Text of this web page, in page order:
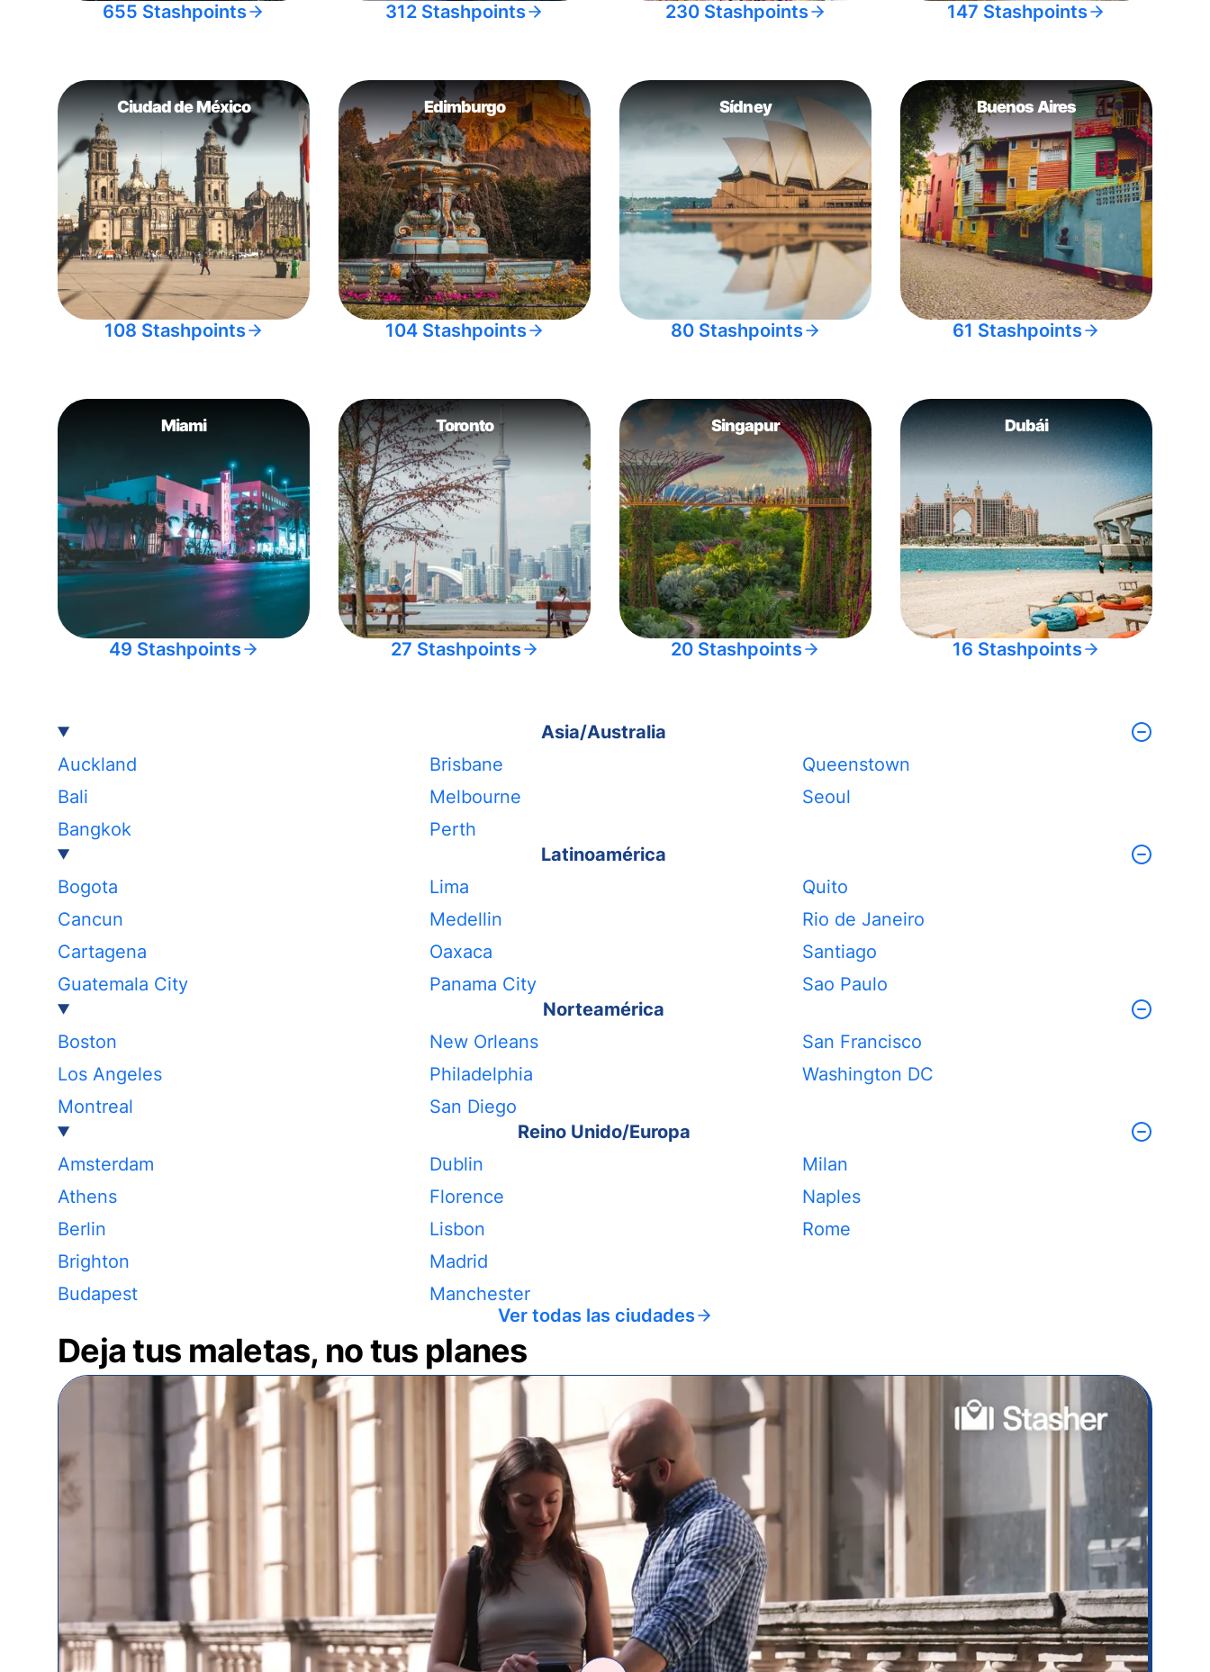
655 Stashpoints 312 Stashpoints 230 Stashpoints 147 Stashpoints
Ciudad de México
108 Stashpoints
Edimburgo
104 Stashpoints
Sídney
80 Stashpoints
Buenos Aires
61 Stashpoints
Miami
49 Stashpoints
Toronto
27 Stashpoints
Singapur
20 Stashpoints
Dubái
16 Stashpoints
Asia/Australia
Auckland
Bali
Bangkok
Brisbane
Melbourne
Perth
Queenstown
Seoul
Latinoamérica
Bogota
Cancun
Cartagena
Guatemala City
Lima
Medellin
Oaxaca
Panama City
Quito
Rio de Janeiro
Santiago
Sao Paulo
Norteamérica
Boston
Los Angeles
Montreal
New Orleans
Philadelphia
San Diego
San Francisco
Washington DC
Reino Unido/Europa
Amsterdam
Athens
Berlin
Brighton
Budapest
Dublin
Florence
Lisbon
Madrid
Manchester
Milan
Naples
Rome
Ver todas las ciudades
Deja tus maletas, no tus planes